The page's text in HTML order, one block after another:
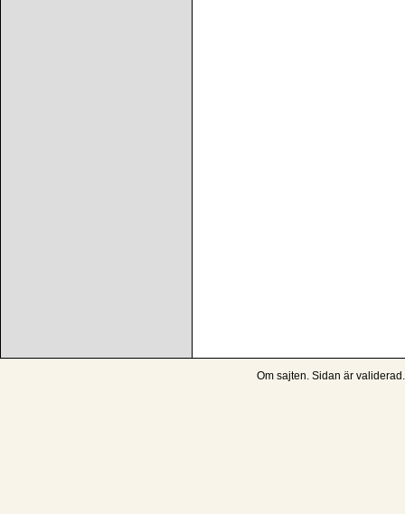
Om sajten. Sidan är validerad